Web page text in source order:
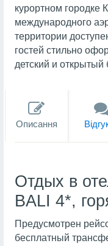
курортном городке
международного
территории
гостей стильно
детский и открытый
Описання
Отдых в
BALI 4*,
Предусмотрен
бесплатный